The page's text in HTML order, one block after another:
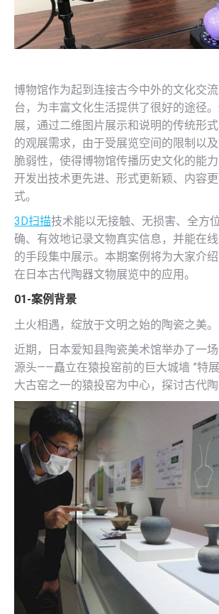
博物馆作为起到连接古今中外的文化交
台，为丰富文化生活提供了很好的途径
展，通过二维图片展示和说明的传统形
的观展需求，由于受展览空间的限制以
脆弱性，使得博物馆传播历史文化的能
开发出技术更先进、形式更新颖、内容
式。
3D扫描技术能以无接触、无损害、全方
确、有效地记录文物真实信息，并能在
的手段集中展示。本期案例将为大家介
在日本古代陶器文物展览中的应用。
01-案例背景
土火相遇，绽放于文明之始的陶瓷之美。
近期，日本爱知县陶瓷美术馆举办了一
源头——矗立在猿投窑前的巨大城墙 ”特
大古窑之一的猿投窑为中心，探讨古代陶